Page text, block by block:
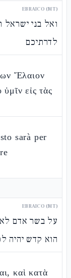
EBRAICO (MT)
ואל בני
לדרתיכם
Ἔλαιον
εἰς τὰς
sarà per
EBRAICO (MT)
על בשר אדם
הוא קדש יהיה
καὶ κατὰ